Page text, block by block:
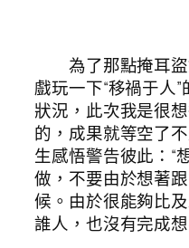
為了那點掩耳盜
戲玩一下“移禍于人
狀況，此次我是很
的，成果就等空了
生感悟警告彼此：“
做，不要由於想著
候。由於很能夠比
誰人，也沒有完成